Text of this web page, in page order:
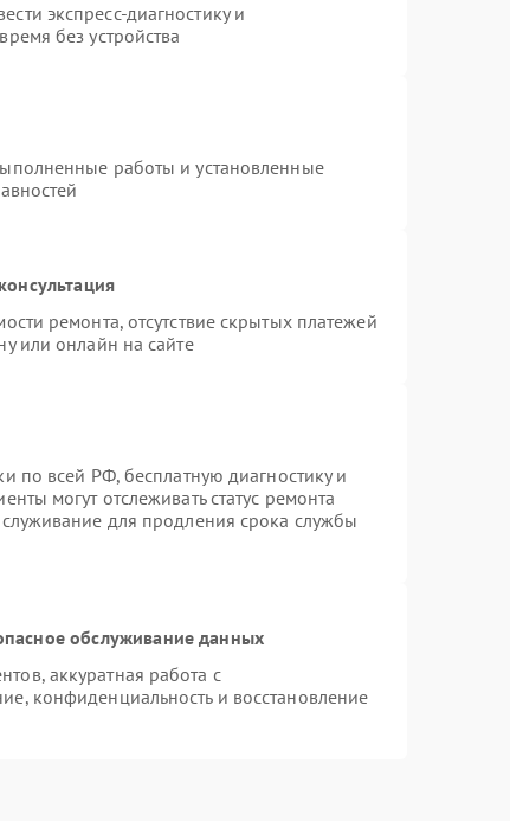
экспресс-диагностику и
без устройства
работы и установленные
ремонта, отсутствие скрытых платежей
или онлайн на сайте
по всей РФ, бесплатную диагностику и
могут отслеживать статус ремонта
для продления срока службы
обслуживание данных
аккуратная работа с
конфиденциальность и восстановление